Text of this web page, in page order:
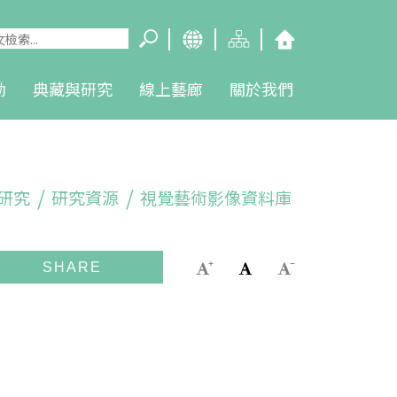
典藏與研究 線上藝廊 關於我們
究 研究資源 視覺藝術影像資料庫